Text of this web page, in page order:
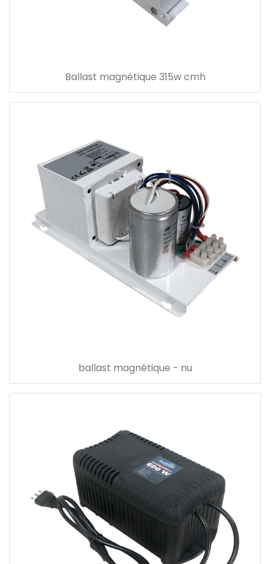
Ballast magnétique 315w cmh
ballast magnétique - nu